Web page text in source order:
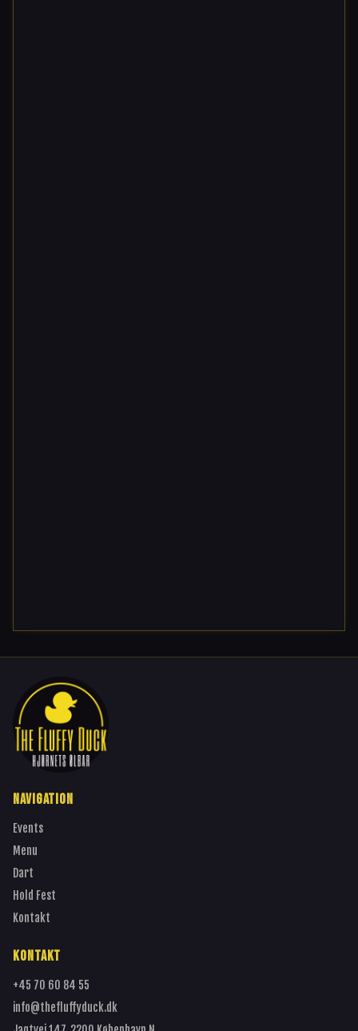
NAVIGATION
Events
Menu
Dart
Hold Fest
Kontakt
KONTAKT
+45 70 60 84 55
info@thefluffyduck.dk